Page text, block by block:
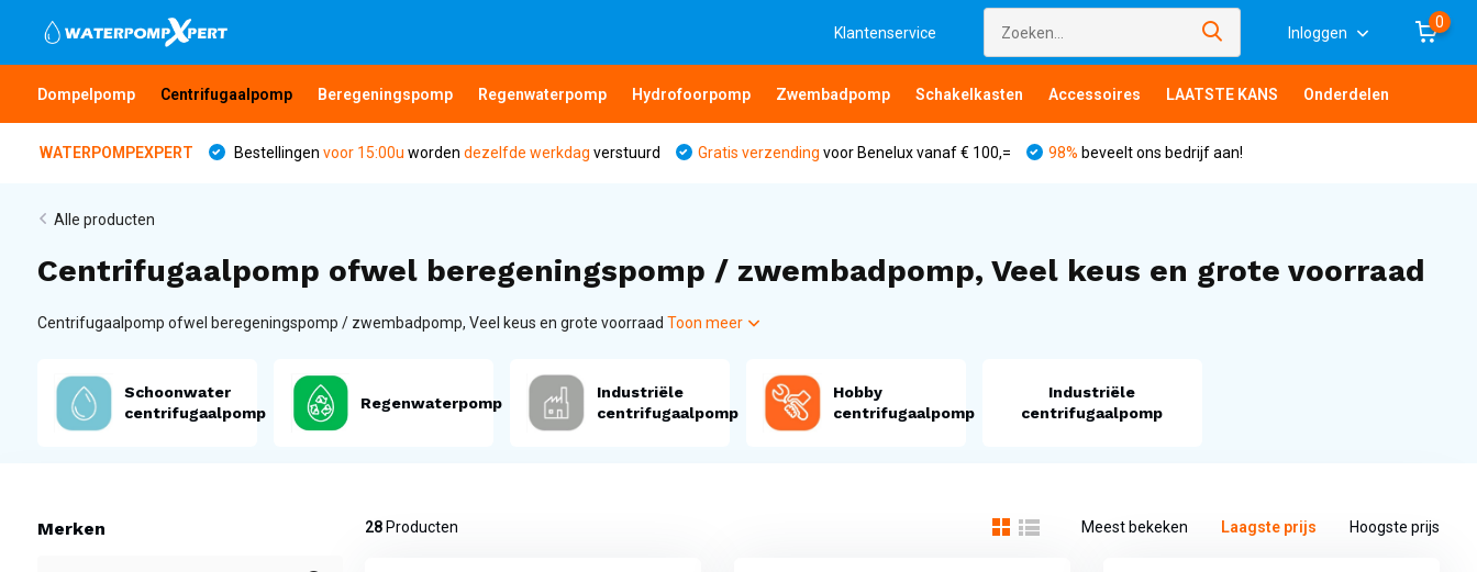
Klantenservice Inloggen
0
Dompelpomp Centrifugaalpomp Beregeningspomp Regenwaterpomp Hydrofoorpomp Zwembadpomp Schakelkasten Accessoires LAATSTE KANS Onderdelen
WATERPOMPEXPERT Bestellingen voor 15:00u worden dezelfde werkdag verstuurd Gratis verzending voor Benelux vanaf € 100,= 98% beveelt ons bedrijf aan!
Alle producten
Centrifugaalpomp ofwel beregeningspomp / zwembadpomp, Veel keus en grote voorraad
Centrifugaalpomp ofwel beregeningspomp / zwembadpomp, Veel keus en grote voorraad Toon meer
Schoonwater
centrifugaalpomp
Regenwaterpomp
Industriële
centrifugaalpomp
Hobby
centrifugaalpomp
Industriële
centrifugaalpomp
Merken 28Producten Meest bekeken Laagste prijs Hoogste prijs